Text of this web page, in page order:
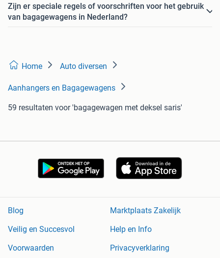
Zijn er speciale regels of voorschriften voor het gebruik
van bagagewagens in Nederland?
Home Auto diversen
Aanhangers en Bagagewagens
59 resultaten voor 'bagagewagen met deksel saris'
Blog
Marktplaats Zakelijk
Veilig en Succesvol
Help en Info
Voorwaarden
Privacyverklaring